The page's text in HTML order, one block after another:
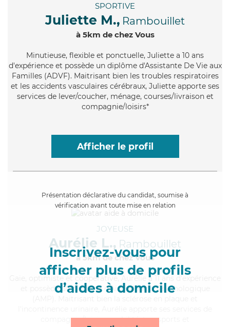
SPORTIVE
Juliette M., Rambouillet
à 5km de chez Vous
Minutieuse, flexible et ponctuelle, Juliette a 10 ans
d'expérience et possède un diplôme d'Assistante De Vie aux
Familles (ADVF). Maitrisant bien les troubles respiratoires
et les accidents vasculaires cérébraux, Juliette apporte ses
services de lever/coucher, ménage, courses/livraison et
compagnie/loisirs*
Afficher le profil
Présentation déclarative du candidat, soumise à
vérification avant toute mise en relation
Inscrivez-vous pour
afficher plus de profils
d’aides à domicile
JOYEUSE
Aurélie L., Rambouillet
à 5km de chez Vous
, optimiste et coopérative, Aurélie a 11 ans d'expérience
et possède un diplôme d'Aide Médico-Psychologique
compagnie/loisirs, mobilité, transports et